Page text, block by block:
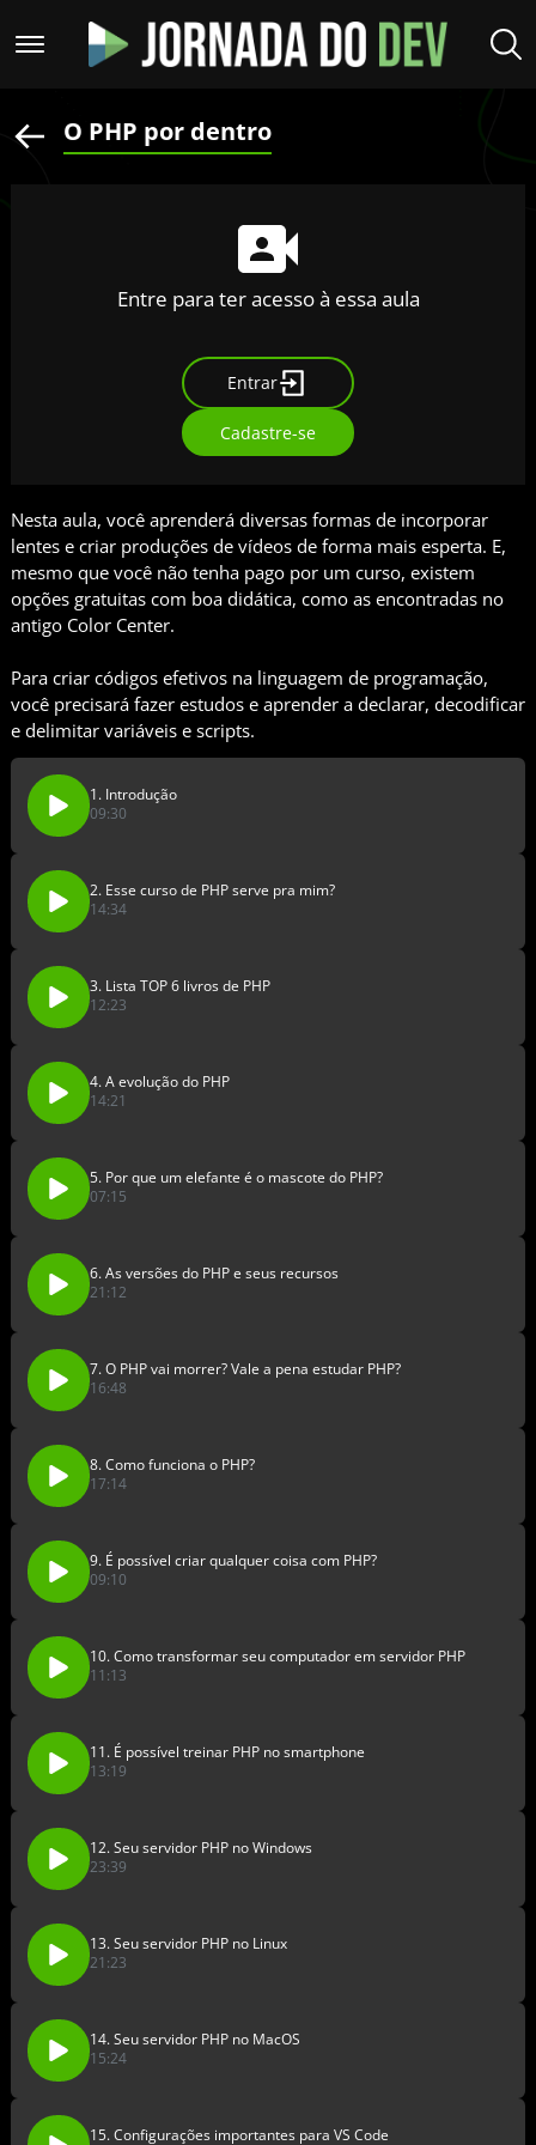
O PHP por dentro
Entre para ter acesso à essa aula
Entrar
Cadastre-se
Nesta aula, você aprenderá diversas formas de incorporar
lentes e criar produções de vídeos de forma mais esperta. E,
mesmo que você não tenha pago por um curso, existem
opções gratuitas com boa didática, como as encontradas no
antigo Color Center.
Para criar códigos efetivos na linguagem de programação,
você precisará fazer estudos e aprender a declarar, decodificar
e delimitar variáveis e scripts.
1. Introdução
09:30
2. Esse curso de PHP serve pra mim?
14:34
3. Lista TOP 6 livros de PHP
12:23
4. A evolução do PHP
14:21
5. Por que um elefante é o mascote do PHP?
07:15
6. As versões do PHP e seus recursos
21:12
7. O PHP vai morrer? Vale a pena estudar PHP?
16:48
8. Como funciona o PHP?
17:14
9. É possível criar qualquer coisa com PHP?
09:10
10. Como transformar seu computador em servidor PHP
11:13
11. É possível treinar PHP no smartphone
13:19
12. Seu servidor PHP no Windows
23:39
13. Seu servidor PHP no Linux
21:23
14. Seu servidor PHP no MacOS
15:24
15. Configurações importantes para VS Code